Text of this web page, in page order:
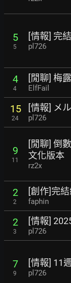
5
5
[情報] 完
pl726
4
4
[閒聊] 梅
ElfFail
15
24
[情報] メ
pl726
9
11
[閒聊] 倒
文化版本
rz2x
2
2
[創作]完
faphin
2
3
[情報]
pl726
7
9
[情報] 11
pl726